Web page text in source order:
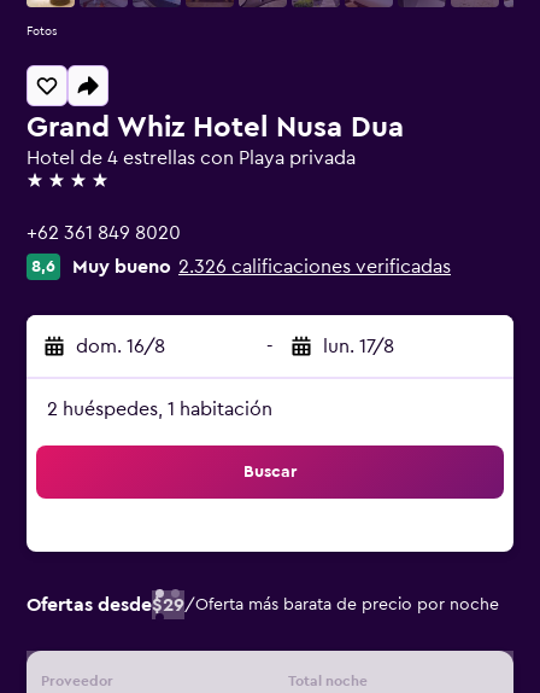
Grand Whiz Hotel Nusa Dua
Hotel de 4 estrellas con Playa privada
4 estrellas
+62 361 849 8020
8,6 Muy bueno 2.326 calificaciones verificadas
dom. 16/8 - lun. 17/8
2 huéspedes, 1 habitación
Buscar
Ofertas desde$29/Oferta más barata de precio por noche
Proveedor Total noche
Fotos